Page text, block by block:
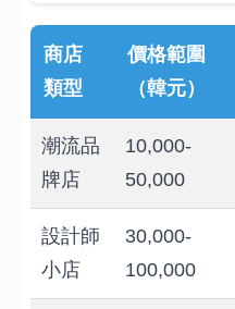
商店
類型
價格範圍
（韓元）
潮流品
牌店
10,000-
50,000
設計師
小店
30,000-
100,000